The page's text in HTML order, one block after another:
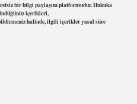
bir bilgi paylaşım platformudur. Hukuka
içerikleri,
halinde, ilgili içerikler yasal süre